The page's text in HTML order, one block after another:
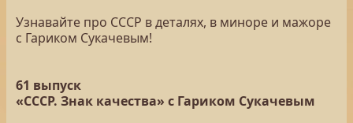
Узнавайте про СССР в деталях, в миноре и мажоре
с Гариком Сукачевым!
61 выпуск
«СССР. Знак качества» с Гариком Сукачевым